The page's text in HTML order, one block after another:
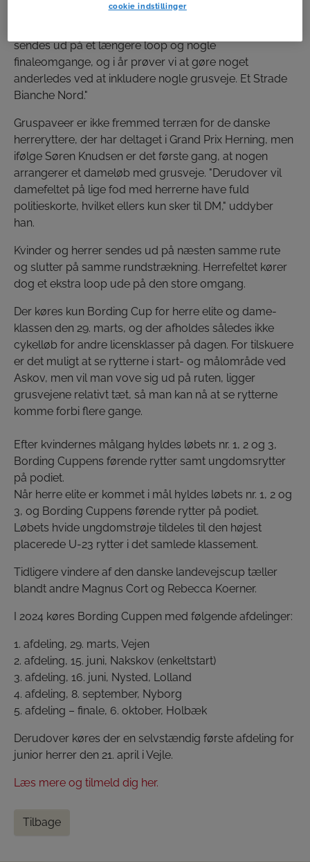
prøver at løfte barren for at skabe nogle fede cykelløb,"
sendes ud på et længere loop og nogle
finaleomgange, og i år prøver vi at gøre noget
anderledes ved at inkludere nogle grusveje. Et Strade
Bianche Nord."
Gruspaveer er ikke fremmed terræn for de danske
herreryttere, der har deltaget i Grand Prix Herning, men
ifølge Søren Knudsen er det første gang, at nogen
arrangerer et dameløb med grusveje. "Derudover vil
damefeltet på lige fod med herrerne have fuld
politieskorte, hvilket ellers kun sker til DM," uddyber
han.
Kvinder og herrer sendes ud på næsten samme rute
og slutter på samme rundstrækning. Herrefeltet kører
dog et ekstra loop ude på den store omgang.
Der køres kun Bording Cup for herre elite og dame-
klassen den 29. marts, og der afholdes således ikke
cykelløb for andre licensklasser på dagen. For tilskuere
er det muligt at se rytterne i start- og målområde ved
Askov, men vil man vove sig ud på ruten, ligger
grusvejene relativt tæt, så man kan nå at se rytterne
komme forbi flere gange.
Efter kvindernes målgang hyldes løbets nr. 1, 2 og 3,
Bording Cuppens førende rytter samt ungdomsrytter
på podiet.
Når herre elite er kommet i mål hyldes løbets nr. 1, 2 og
3, og Bording Cuppens førende rytter på podiet.
Løbets hvide ungdomstrøje tildeles til den højest
placerede U-23 rytter i det samlede klassement.
Tidligere vindere af den danske landevejscup tæller
blandt andre Magnus Cort og Rebecca Koerner.
I 2024 køres Bording Cuppen med følgende afdelinger:
1. afdeling, 29. marts, Vejen
2. afdeling, 15. juni, Nakskov (enkeltstart)
3. afdeling, 16. juni, Nysted, Lolland
4. afdeling, 8. september, Nyborg
5. afdeling – finale, 6. oktober, Holbæk
Derudover køres der en selvstændig første afdeling for
junior herrer den 21. april i Vejle.
Læs mere og tilmeld dig her.
Tilbage
cookie indstillinger